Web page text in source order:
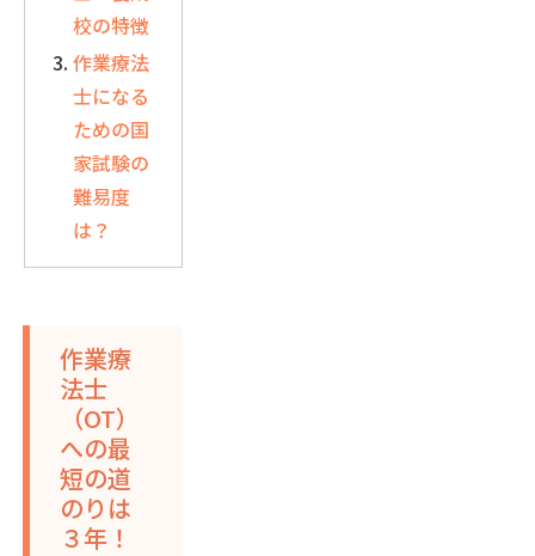
校の特徴
作業療法
士になる
ための国
家試験の
難易度
は？
作業療
法士
（OT）
への最
短の道
のりは
３年！